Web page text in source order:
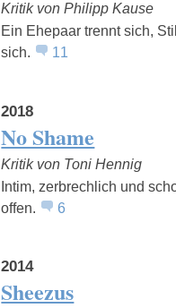
Kritik von Philipp Kause
Ein Ehepaar trennt sich,
sich.
11
2018
No Shame
Kritik von Toni Hennig
Intim, zerbrechlich und
offen.
6
2014
Sheezus